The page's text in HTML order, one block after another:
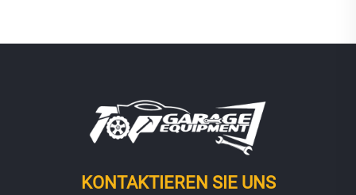
KONTAKTIEREN SIE UNS